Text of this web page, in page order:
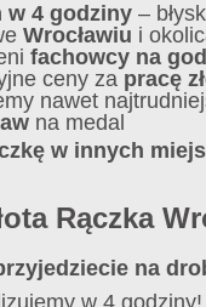
w 4 godziny –
Wrocławiu i
fachowcy na
ceny za pracę
nawet
na medal
w innych
Rączka
na